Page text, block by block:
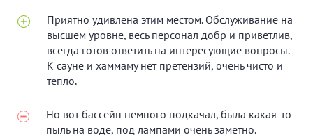
Приятно удивлена этим местом. Обслуживание на
высшем уровне, весь персонал добр и приветлив,
всегда готов ответить на интересующие вопросы.
К сауне и хаммаму нет претензий, очень чисто и
тепло.
Но вот бассейн немного подкачал, была какая-то
пыль на воде, под лампами очень заметно.